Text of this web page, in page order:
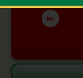
無料